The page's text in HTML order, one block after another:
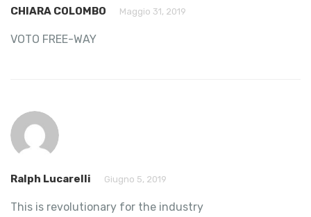
CHIARA COLOMBO Maggio 31, 2019
VOTO FREE-WAY
Ralph Lucarelli Giugno 5, 2019
This is revolutionary for the industry